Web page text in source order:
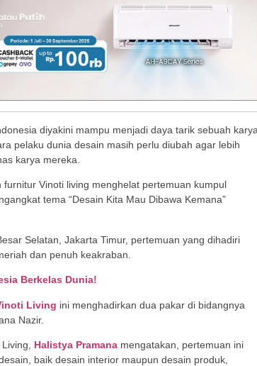
diyakini mampu menjadi daya tarik sebuah
pelaku dunia desain masih perlu diubah agar lebih
karya mereka.
furnitur Vinoti living menghelat pertemuan kumpul
tema “Desain Kita Mau Dibawa Kemana”
Selatan, Jakarta Timur, pertemuan yang dihadiri
dan penuh keakraban.
Berkelas Dunia!
Living ini menghadirkan dua pakar di bidangnya
Nazir.
Halistya Pramana mengatakan, pertemuan ini
baik desain interior maupun desain produk,